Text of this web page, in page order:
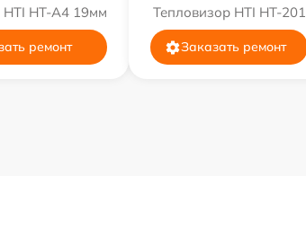
HT-A4 19мм
ремонт
Тепловизор HTI HT-201
Заказать ремонт